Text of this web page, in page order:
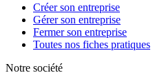
Créer son entreprise
Gérer son entreprise
Fermer son entreprise
Toutes nos fiches pratiques
Notre société